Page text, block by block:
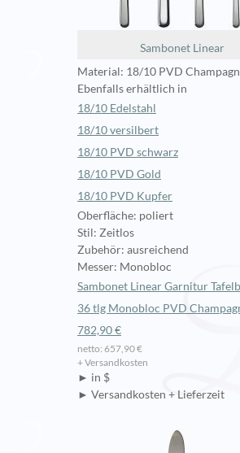
Sambonet Linear
Material: 18/10 PVD
Ebenfalls erhältlich in
18/10 Edelstahl
18/10 versilbert
18/10 PVD schwarz
18/10 PVD Gold
18/10 PVD Kupfer
Oberfläche: poliert
Stil: Zeitlos
Zubehör: ausreichend
Messer: Monobloc
Sambonet Linear Garnitur
36 tlg Monobloc PVD
782,90 €
netto: 657,90 €
+ Versandkosten
► in $
► Versandkosten + Lieferzeit